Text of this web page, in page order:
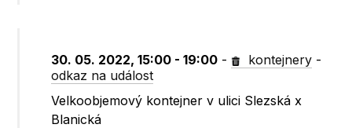
30. 05. 2022, 15:00 - 19:00 - kontejnery -
odkaz na událost
Velkoobjemový kontejner v ulici Slezská x
Blanická